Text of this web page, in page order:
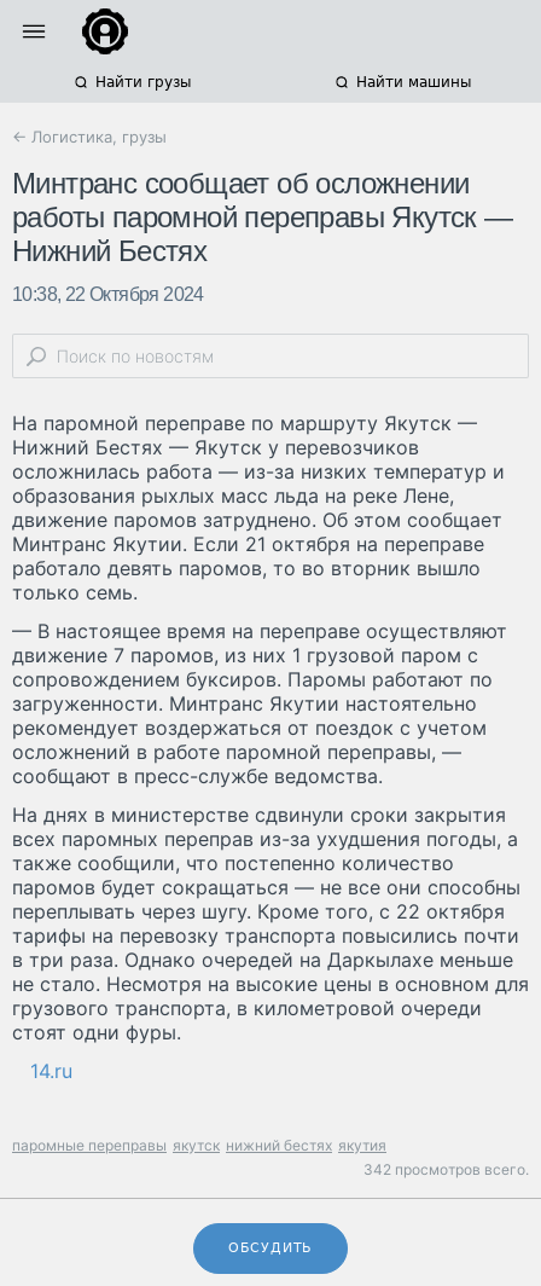
Найти грузы Найти машины
← Логистика, грузы
Минтранс сообщает об осложнении
работы паромной переправы Якутск —
Нижний Бестях
10:38, 22 Октября 2024
На паромной переправе по маршруту Якутск —
Нижний Бестях — Якутск у перевозчиков
осложнилась работа — из-за низких температур и
образования рыхлых масс льда на реке Лене,
движение паромов затруднено. Об этом сообщает
Минтранс Якутии. Если 21 октября на переправе
работало девять паромов, то во вторник вышло
только семь.
— В настоящее время на переправе осуществляют
движение 7 паромов, из них 1 грузовой паром с
сопровождением буксиров. Паромы работают по
загруженности. Минтранс Якутии настоятельно
рекомендует воздержаться от поездок с учетом
осложнений в работе паромной переправы, —
сообщают в пресс-службе ведомства.
На днях в министерстве сдвинули сроки закрытия
всех паромных переправ из-за ухудшения погоды, а
также сообщили, что постепенно количество
паромов будет сокращаться — не все они способны
переплывать через шугу. Кроме того, с 22 октября
тарифы на перевозку транспорта повысились почти
в три раза. Однако очередей на Даркылахе меньше
не стало. Несмотря на высокие цены в основном для
грузового транспорта, в километровой очереди
стоят одни фуры.
14.ru
паромные переправы якутск нижний бестях якутия
342 просмотров всего.
ОБСУДИТЬ